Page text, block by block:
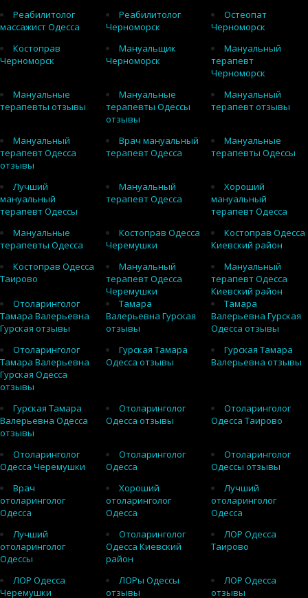
Реабилитолог
массажист Одесса
Реабилитолог
Черноморск
Остеопат
Черноморск
Костоправ
Черноморск
Мануальщик
Черноморск
Мануальный
терапевт
Черноморск
Мануальные
терапевты отзывы
Мануальные
терапевты Одессы
отзывы
Мануальный
терапевт отзывы
Мануальный
терапевт Одесса
отзывы
Врач мануальный
терапевт Одесса
Мануальные
терапевты Одессы
Лучший
мануальный
терапевт Одессы
Мануальный
терапевт Одесса
Хороший
мануальный
терапевт Одесса
Мануальные
терапевты Одесса
Костоправ Одесса
Черемушки
Костоправ Одесса
Киевский район
Костоправ Одесса
Таирово
Мануальный
терапевт Одесса
Черемушки
Мануальный
терапевт Одесса
Киевский район
Отоларинголог
Тамара Валерьевна
Гурская отзывы
Тамара
Валерьевна Гурская
отзывы
Тамара
Валерьевна Гурская
Одесса отзывы
Отоларинголог
Тамара Валерьевна
Гурская Одесса
отзывы
Гурская Тамара
Одесса отзывы
Гурская Тамара
Валерьевна отзывы
Гурская Тамара
Валерьевна Одесса
отзывы
Отоларинголог
Одесса отзывы
Отоларинголог
Одесса Таирово
Отоларинголог
Одесса Черемушки
Отоларинголог
Одесса
Отоларинголог
Одессы отзывы
Врач
отоларинголог
Одесса
Хороший
отоларинголог
Одесса
Лучший
отоларинголог
Одесса
Лучший
отоларинголог
Одессы
Отоларинголог
Одесса Киевский
район
ЛОР Одесса
Таирово
ЛОР Одесса
Черемушки
ЛОРы Одессы
отзывы
ЛОР Одесса
отзывы